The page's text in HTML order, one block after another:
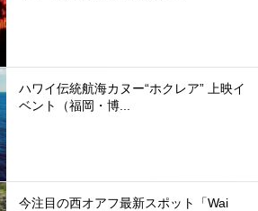
ハワイ伝統航海カヌー“ホクレア” 上映イ
ベント（福岡・博...
今注目の西オアフ最新スポット「Wai